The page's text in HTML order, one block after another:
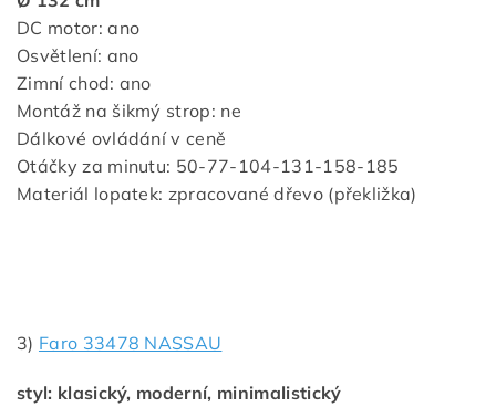
DC motor: ano
Osvětlení: ano
Zimní chod: ano
Montáž na šikmý strop: ne
Dálkové ovládání v ceně
Otáčky za minutu: 50-77-104-131-158-185
Materiál lopatek: zpracované dřevo (překližka)
3) Faro 33478 NASSAU
styl: klasický, moderní, minimalistický